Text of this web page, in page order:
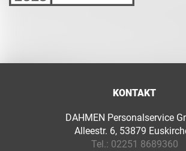
KONTAKT
DAHMEN Personalservice
Alleestr. 6, 53879
Tel.: 02251 8689360